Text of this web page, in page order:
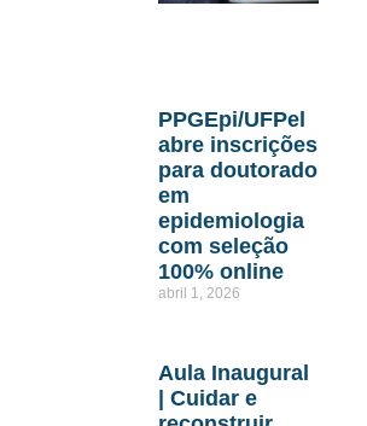
PPGEpi/UFPel
abre inscrições
para doutorado
em
epidemiologia
com seleção
100% online
abril 1, 2026
Aula Inaugural
| Cuidar e